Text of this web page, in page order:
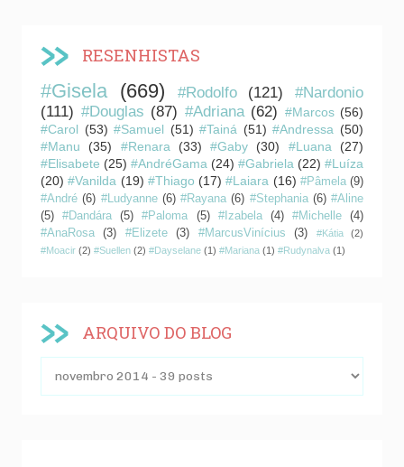
RESENHISTAS
#Gisela (669) #Rodolfo (121)
#Nardonio
(111) #Douglas (87) #Adriana (62) #Marcos (56)
#Carol (53) #Samuel (51) #Tainá (51) #Andressa (50)
#Manu
(35) #Renara (33) #Gaby (30) #Luana
(27)
#Elisabete (25) #AndréGama (24) #Gabriela (22) #Luíza
(20) #Vanilda (19) #Thiago (17) #Laiara (16) #Pâmela (9)
#André (6) #Ludyanne (6) #Rayana (6) #Stephania (6) #Aline
(5)
#Dandára (5) #Paloma (5) #Izabela (4) #Michelle
(4)
#AnaRosa
(3) #Elizete (3) #MarcusVinícius (3) #Kátia
(2)
#Moacir (2) #Suellen (2) #Dayselane (1) #Mariana (1) #Rudynalva (1)
ARQUIVO DO BLOG